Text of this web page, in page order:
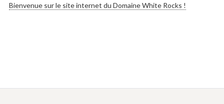
Bienvenue sur le site internet du Domaine White Rocks !